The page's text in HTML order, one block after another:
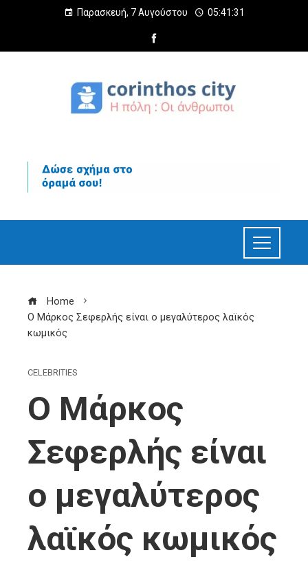
Παρασκευή, 7 Αυγούστου 05:41:32
Home
Ο Μάρκος Σεφερλής είναι ο μεγαλύτερος λαϊκός
κωμικός
CELEBRITIES
Ο Μάρκος
Σεφερλής είναι
ο μεγαλύτερος
λαϊκός κωμικός